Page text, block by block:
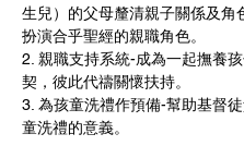
生兒）的父母釐清親子關係及角
扮演合乎聖經的親職角色。
2. 親職支持系統-成為一起撫養
契，彼此代禱關懷扶持。
3. 為孩童洗禮作預備-幫助基督
童洗禮的意義。